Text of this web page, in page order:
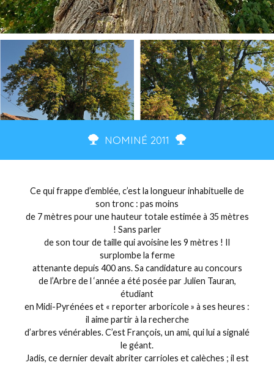
NOMINÉ 2011
Ce qui frappe d’emblée, c’est la longueur inhabituelle de
son tronc : pas moins
de 7 mètres pour une hauteur totale estimée à 35 mètres
! Sans parler
de son tour de taille qui avoisine les 9 mètres ! Il
surplombe la ferme
attenante depuis 400 ans. Sa candidature au concours
de l’Arbre de l ‘année a été posée par Julien Tauran,
étudiant
en Midi-Pyrénées et « reporter arboricole » à ses heures :
il aime partir à la recherche
d’arbres vénérables. C’est François, un ami, qui lui a signalé
le géant.
Jadis, ce dernier devait abriter carrioles et calèches ; il est